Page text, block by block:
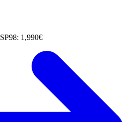
SP98: 1,990€